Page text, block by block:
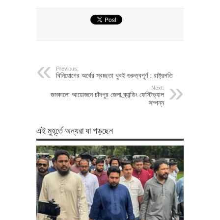
Previous:
বিনিয়োগের অর্থের স্বচ্ছতা খুবই গুরুত্বপূর্ণ : রাষ্ট্রপতি
Next:
জমকালো আয়োজনে চাঁদপুর জেলা ব্র্যান্ডিং ফেস্টিভ্যাল
সম্পন্ন
এই মুহূর্তে অন্যরা যা পড়ছেন